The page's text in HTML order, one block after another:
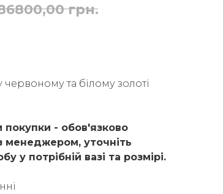
грн.
та білому золоті
- обов'язково
менеджером, уточніть
у потрібній вазі та розмірі.